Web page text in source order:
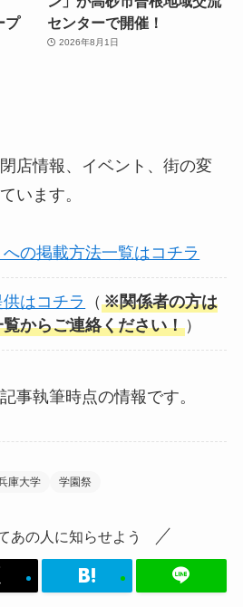
プ
センターで開催！
2026年8月1日
店情報、イベント、街の変
います。
の掲載方法一覧はコチラ
はコチラ （※関係者の方は
からご連絡ください！ ）
事執筆時点の情報です。
庫大学 学園祭
あの人に知らせよう